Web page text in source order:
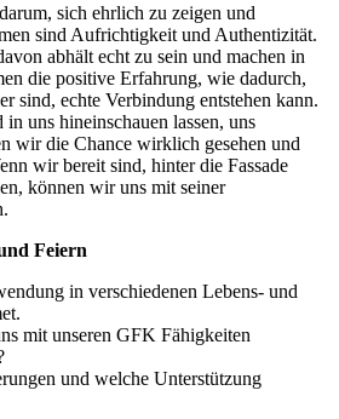
sich ehrlich zu zeigen und
sind Aufrichtigkeit und Authentizität.
abhält echt zu sein und machen in
die positive Erfahrung, wie dadurch,
sind, echte Verbindung entstehen kann.
uns hineinschauen lassen, uns
wir die Chance wirklich gesehen und
wir bereit sind, hinter die Fassade
können wir uns mit seiner
Feiern
in verschiedenen Lebens- und
mit unseren GFK Fähigkeiten
und welche Unterstützung